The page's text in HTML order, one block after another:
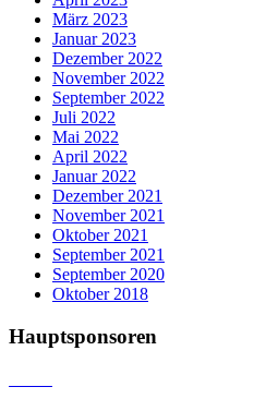
März 2023
Januar 2023
Dezember 2022
November 2022
September 2022
Juli 2022
Mai 2022
April 2022
Januar 2022
Dezember 2021
November 2021
Oktober 2021
September 2021
September 2020
Oktober 2018
Hauptsponsoren